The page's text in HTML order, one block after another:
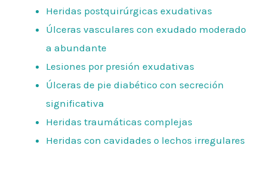
Heridas postquirúrgicas exudativas
Úlceras vasculares con exudado moderado
a abundante
Lesiones por presión exudativas
Úlceras de pie diabético con secreción
significativa
Heridas traumáticas complejas
Heridas con cavidades o lechos irregulares